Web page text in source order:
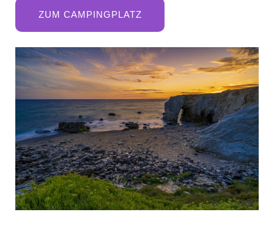
ZUM CAMPINGPLATZ